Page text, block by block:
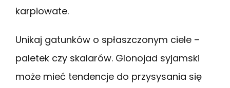
karpiowate.
Unikaj gatunków o spłaszczonym ciele –
paletek czy skalarów. Glonojad syjamski
może mieć tendencje do przysysania się